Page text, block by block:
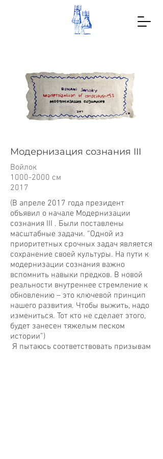
Модернизация сознания III
Войлок
1000-2000 см
2017
(В апреле 2017 года президент
объявил о начале Модернизации
сознания III . Были поставлены
масштабные задачи. “Одной из
приоритетных срочных задач является
сохранение своей культуры. На пути к
модернизации сознания важно
вспомнить навыки предков. В новой
реальности внутреннее стремление к
обновлению – это ключевой принцип
нашего развития. Чтобы выжить, надо
измениться. Тот кто не сделает этого,
будет занесен тяжелым песком
истории”)
Я пытаюсь соответствовать призывам